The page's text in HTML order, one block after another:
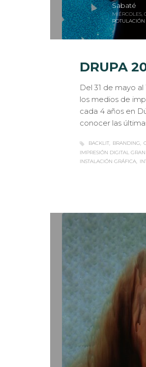
Sabaté
MIÉRCOLES,
DRUPA
Del 31 de mayo
los medios de
cada 4 años en
conocer las
BACKLIT BRANDING
IMPRESIÓN DIGITAL
INSTALACIÓN GRÁFICA